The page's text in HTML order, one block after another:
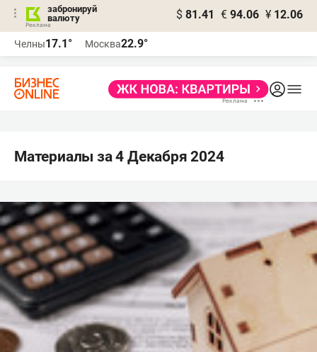
забронируй
валюту
$ 81.41 € 94.06 ¥ 12.06
Челны17.1° Москва22.9°
Материалы за 4 Декабря 2024